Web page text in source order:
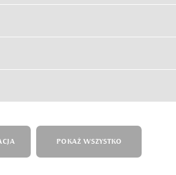
POKAŻ WSZYSTKO